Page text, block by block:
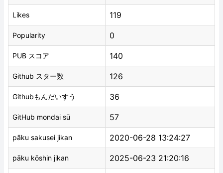
Likes 119
Popularity 0
PUB スコア 140
Github スター数 126
Githubもんだいすう 36
GitHub mondai sū 57
pāku sakusei jikan 2020-06-28 13:24:27
pāku kōshin jikan 2025-06-23 21:20:16